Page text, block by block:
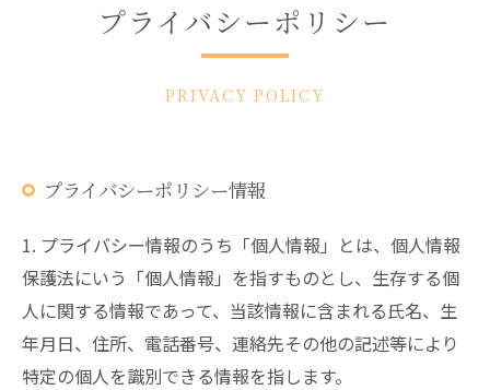
プライバシーポリシー
PRIVACY POLICY
プライバシーポリシー情報
1. プライバシー情報のうち「個人情報」とは、個人情報
保護法にいう「個人情報」を指すものとし、生存する個
人に関する情報であって、当該情報に含まれる氏名、生
年月日、住所、電話番号、連絡先その他の記述等により
特定の個人を識別できる情報を指します。